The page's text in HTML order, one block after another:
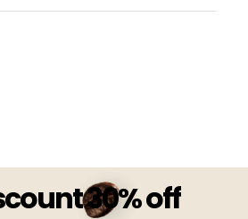
30% off